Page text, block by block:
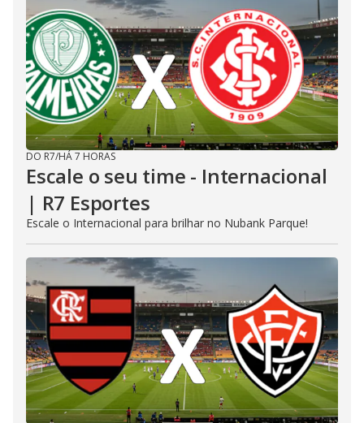
DO R7/HÁ 7 HORAS
Escale o seu time - Internacional
| R7 Esportes
Escale o Internacional para brilhar no Nubank Parque!